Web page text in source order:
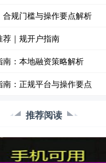
规门槛与操作要点解析
｜规开户指南
：本地融资策略解析
：正规平台与操作要点
推荐阅读